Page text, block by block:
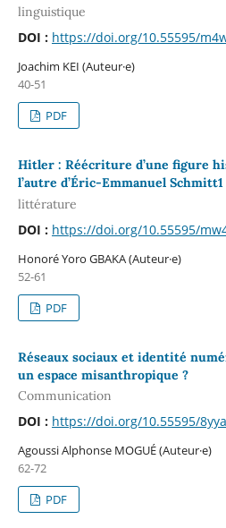
linguistique
DOI : https://doi.org/10.55595/
Joachim KEI (Auteur·e)
40-51
PDF
Hitler : Réécriture d’une figure
l’autre d’Éric-Emmanuel Schmitt1
littérature
DOI : https://doi.org/10.55595/
Honoré Yoro GBAKA (Auteur·e)
52-61
PDF
Réseaux sociaux et identité
un espace misanthropique ?
Communication
DOI : https://doi.org/10.55595/
Agoussi Alphonse MOGUÉ (Auteur·e)
62-72
PDF